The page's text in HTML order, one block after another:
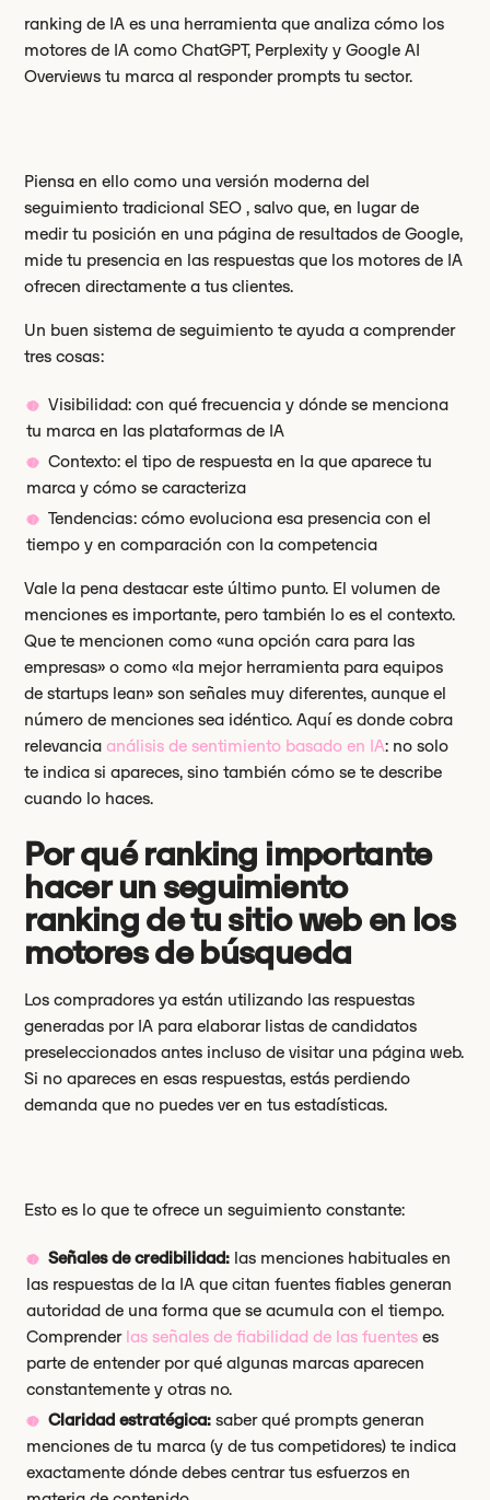
ranking de IA es una herramienta que analiza cómo los
motores de IA como ChatGPT, Perplexity y Google AI
Overviews tu marca al responder prompts tu sector.
Piensa en ello como una versión moderna del
seguimiento tradicional SEO , salvo que, en lugar de
medir tu posición en una página de resultados de Google,
mide tu presencia en las respuestas que los motores de IA
ofrecen directamente a tus clientes.
Un buen sistema de seguimiento te ayuda a comprender
tres cosas:
Visibilidad: con qué frecuencia y dónde se menciona
tu marca en las plataformas de IA
Contexto: el tipo de respuesta en la que aparece tu
marca y cómo se caracteriza
Tendencias: cómo evoluciona esa presencia con el
tiempo y en comparación con la competencia
Vale la pena destacar este último punto. El volumen de
menciones es importante, pero también lo es el contexto.
Que te mencionen como «una opción cara para las
empresas» o como «la mejor herramienta para equipos
de startups lean» son señales muy diferentes, aunque el
número de menciones sea idéntico. Aquí es donde cobra
relevanciaanálisis de sentimiento basado en IA: no solo
te indica si apareces, sino también cómo se te describe
cuando lo haces.
Por qué ranking importante
hacer un seguimiento
ranking de tu sitio web en los
motores de búsqueda
Los compradores ya están utilizando las respuestas
generadas por IA para elaborar listas de candidatos
preseleccionados antes incluso de visitar una página web.
Si no apareces en esas respuestas, estás perdiendo
demanda que no puedes ver en tus estadísticas.
Esto es lo que te ofrece un seguimiento constante:
Señales de credibilidad: las menciones habituales en
las respuestas de la IA que citan fuentes fiables generan
autoridad de una forma que se acumula con el tiempo.
Comprender las señales de fiabilidad de las fuentes es
parte de entender por qué algunas marcas aparecen
constantemente y otras no.
Claridad estratégica: saber qué prompts generan
menciones de tu marca (y de tus competidores) te indica
exactamente dónde debes centrar tus esfuerzos en